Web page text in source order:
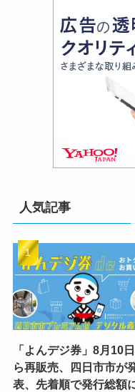
人気記事
「よんデジ券」8月10
ら再販売、四日市市が
表、先着順で発行総額